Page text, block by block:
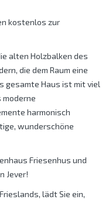
kostenlos zur
alten Holzbalken des
die dem Raum eine
gesamte Haus ist mit viel
harmonisch
wunderschöne
Friesenhus und
Jever!
lädt Sie ein,